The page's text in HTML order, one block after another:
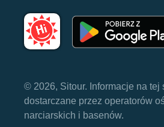
© 2026, Sitour. Informacje na tej
dostarczane przez operatorów
narciarskich i basenów.